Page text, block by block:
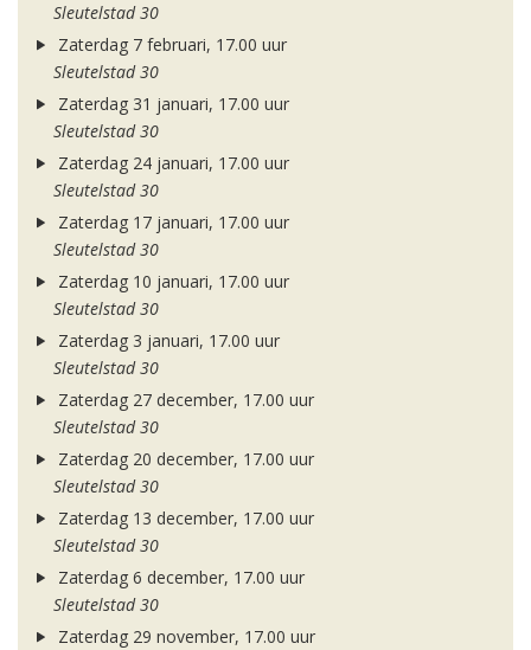
Sleutelstad 30
Zaterdag 7 februari, 17.00 uur
Sleutelstad 30
Zaterdag 31 januari, 17.00 uur
Sleutelstad 30
Zaterdag 24 januari, 17.00 uur
Sleutelstad 30
Zaterdag 17 januari, 17.00 uur
Sleutelstad 30
Zaterdag 10 januari, 17.00 uur
Sleutelstad 30
Zaterdag 3 januari, 17.00 uur
Sleutelstad 30
Zaterdag 27 december, 17.00 uur
Sleutelstad 30
Zaterdag 20 december, 17.00 uur
Sleutelstad 30
Zaterdag 13 december, 17.00 uur
Sleutelstad 30
Zaterdag 6 december, 17.00 uur
Sleutelstad 30
Zaterdag 29 november, 17.00 uur